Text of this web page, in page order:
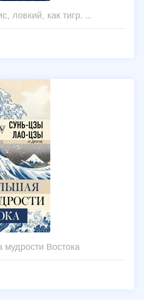
ловкий, как тигр. …
мудрости Востока